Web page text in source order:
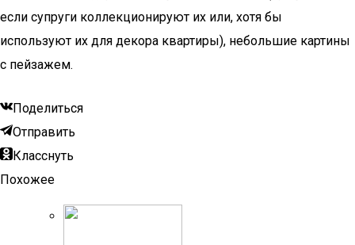
если супруги коллекционируют их или, хотя бы
используют их для декора квартиры), небольшие картины
с пейзажем.
Поделиться
Отправить
Класснуть
Похожее